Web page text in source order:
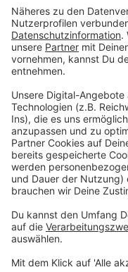
Notfallmedizinern,
eingesetzt werden.
Standards und
gesichert werden.
Notaufnahme zentral
schnelle Abläufe
spielen kurze Wege
sowohl für die
Übergabe durch
Anzeige
Intensivstation in
erweitert
Anzeige